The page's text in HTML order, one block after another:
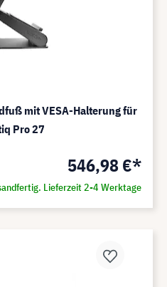
mit VESA-Halterung für
Pro 27
546,98 €*
Lieferzeit 2-4 Werktage